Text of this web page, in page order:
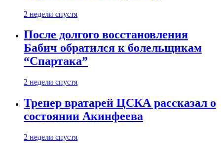
2 недели спустя
После долгого восстановления
Бабич обратился к болельщикам
“Спартака”
2 недели спустя
Тренер вратарей ЦСКА рассказал о
состоянии Акинфеева
2 недели спустя